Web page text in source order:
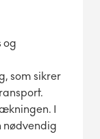
og
som sikrer
I
nødvendig